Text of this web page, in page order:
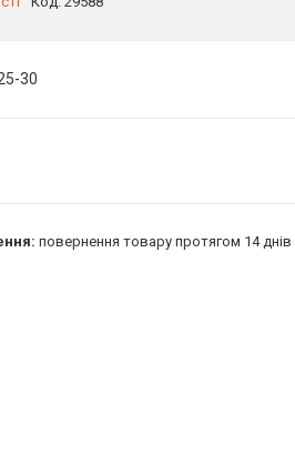
30
повернення товару протягом 14 днів